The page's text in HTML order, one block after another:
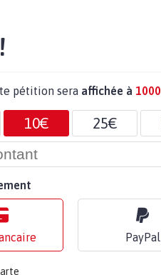
pétition sera affichée à 1000
10€ 25€
PayPal